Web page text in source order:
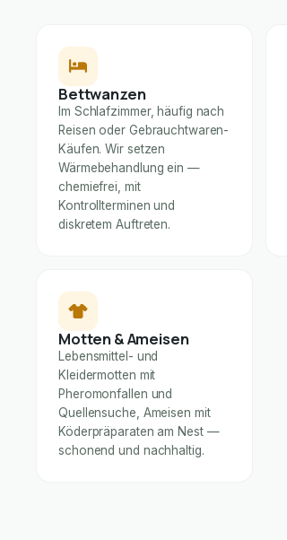
Bettwanzen
Im Schlafzimmer, häufig nach
Reisen oder Gebrauchtwaren-
Käufen. Wir setzen
Wärmebehandlung ein —
chemiefrei, mit
Kontrollterminen und
diskretem Auftreten.
Motten & Ameisen
Lebensmittel- und
Kleidermotten mit
Pheromonfallen und
Quellensuche, Ameisen mit
Köderpräparaten am Nest —
schonend und nachhaltig.